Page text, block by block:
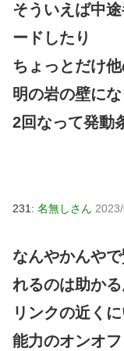
そういえば中
ードしたり
ちょっとだけ
明の岩の壁に
2回なって発動
231: 名無しさん
なんやかんや
れるのは助か
リンクの近く
能力のオンオ